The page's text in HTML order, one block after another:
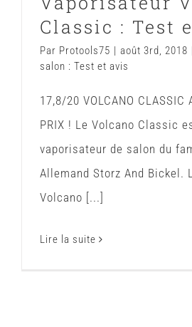
Classic : Test
Par Protools75 | août 3rd, 2018
salon : Test et avis
17,8/20 VOLCANO CLASSIC
PRIX ! Le Volcano Classic
vaporisateur de salon du
Allemand Storz And Bickel.
Volcano [...]
Lire la suite